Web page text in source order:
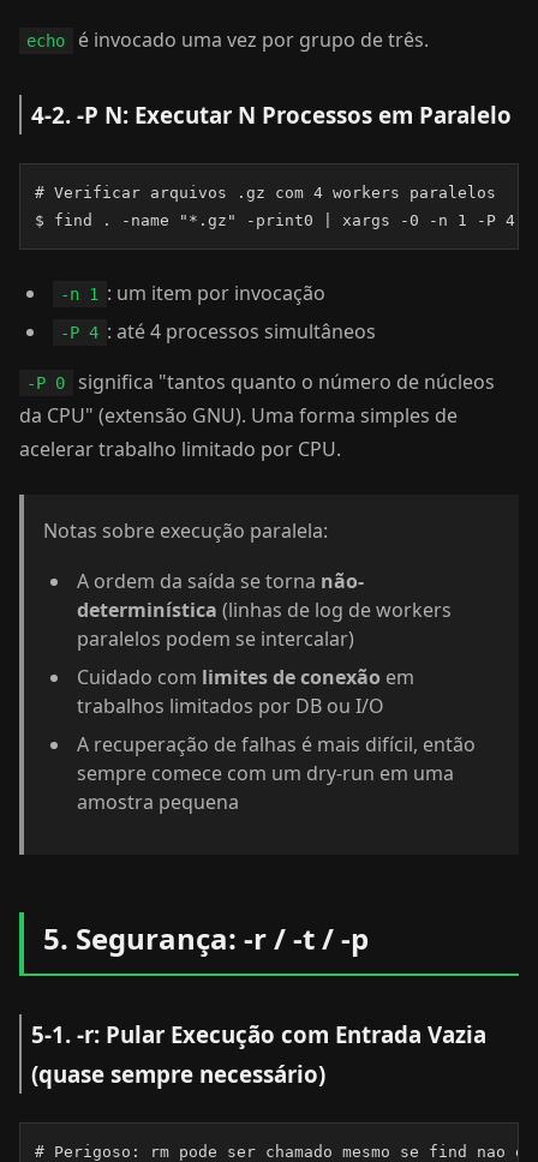
echo é invocado uma vez por grupo de três.
4-2. -P N: Executar N Processos em Paralelo
# Verificar arquivos .gz com 4 workers paralelos
$ find . -name "*.gz" -print0 | xargs -0 -n 1 -P 4
-n 1 : um item por invocação
-P 4 : até 4 processos simultâneos
-P 0
significa "tantos quanto o número de núcleos
da CPU" (extensão GNU). Uma forma simples de
acelerar trabalho limitado por CPU.
Notas sobre execução paralela:
A ordem da saída se torna não-
determinística (linhas de log de workers
paralelos podem se intercalar)
Cuidado com limites de conexão em
trabalhos limitados por DB ou I/O
A recuperação de falhas é mais difícil, então
sempre comece com um dry-run em uma
amostra pequena
5. Segurança: -r / -t / -p
5-1. -r: Pular Execução com Entrada Vazia
(quase sempre necessário)
# Perigoso: rm pode ser chamado mesmo se find nao